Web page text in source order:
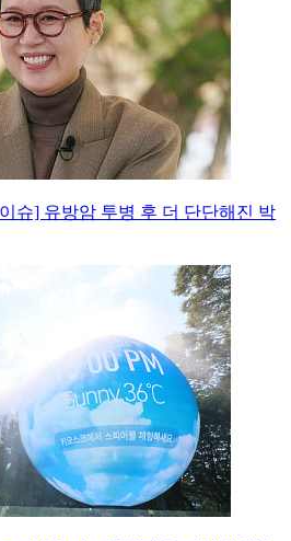
슈] 유방암 투병 후 더 단단해진 박